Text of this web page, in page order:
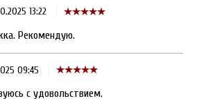
13:22
Рекомендую.
09:45
с удовольствием.